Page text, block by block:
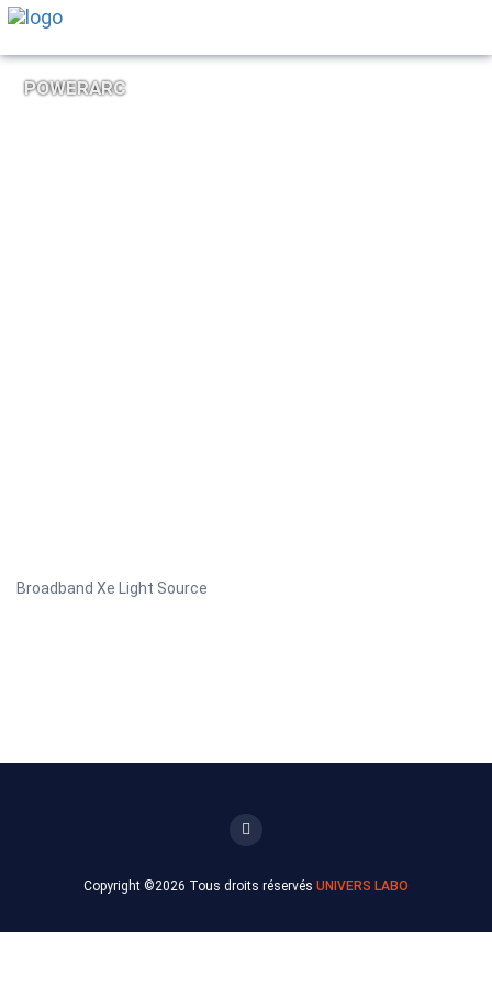
POWERARC
Broadband Xe Light Source
Copyright ©2026 Tous droits réservés UNIVERS LABO